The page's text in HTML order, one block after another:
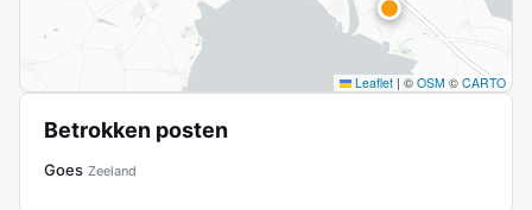
Leaflet | © OSM © CARTO
Betrokken posten
Goes Zeeland